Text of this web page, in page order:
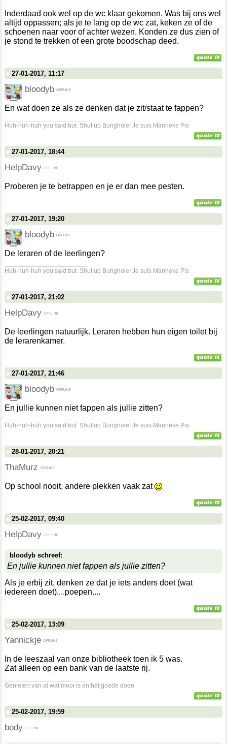
Inderdaad ook wel op de wc klaar gekomen. Was bij ons wel
altijd oppassen; als je te lang op de wc zat, keken ze of de
schoenen naar voor of achter wezen. Konden ze dus zien of
je stond te trekken of een grote boodschap deed.
27-01-2017, 11:17
bloodyb
En wat doen ze als ze denken dat je zit/staat te fappen?
Huh-huh-huh you said but. Shut up Bunghole! Je suis Manneke Pis
27-01-2017, 18:44
HelpDavy
Proberen je te betrappen en je er dan mee pesten.
27-01-2017, 19:20
bloodyb
De leraren of de leerlingen?
Huh-huh-huh you said but. Shut up Bunghole! Je suis Manneke Pis
27-01-2017, 21:02
HelpDavy
De leerlingen natuurlijk. Leraren hebben hun eigen toilet bij
de lerarenkamer.
27-01-2017, 21:46
bloodyb
En jullie kunnen niet fappen als jullie zitten?
Huh-huh-huh you said but. Shut up Bunghole! Je suis Manneke Pis
28-01-2017, 20:21
ThaMurz
Op school nooit, andere plekken vaak zat
25-02-2017, 09:40
HelpDavy
bloodyb schreef:
En jullie kunnen niet fappen als jullie zitten?
Als je erbij zit, denken ze dat je iets anders doet (wat
iedereen doet)....poepen....
25-02-2017, 13:09
Yannickje
In de leeszaal van onze bibliotheek toen ik 5 was.
Zat alleen op een bank van de laatste rij.
Genieten van al wat mooi is en het goede doen
25-02-2017, 19:59
body